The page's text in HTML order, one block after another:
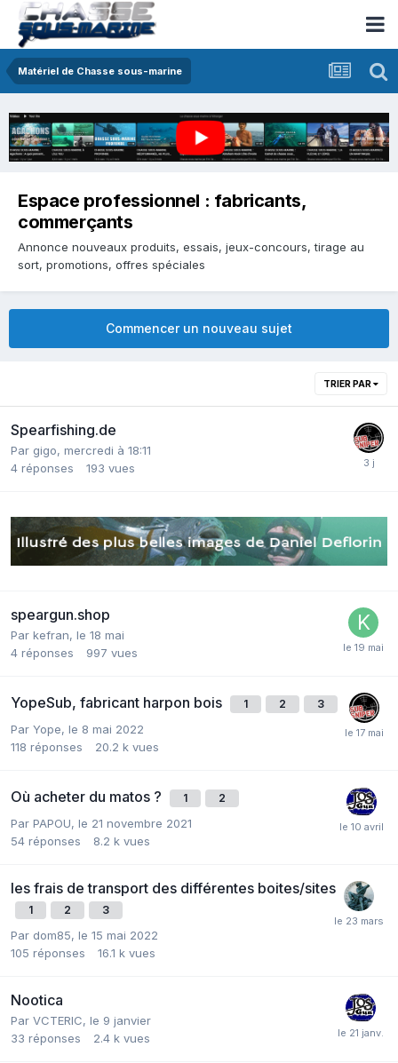
Matériel de Chasse sous-marine
Espace professionnel : fabricants,
commerçants
Annonce nouveaux produits, essais, jeux-concours, tirage au
sort, promotions, offres spéciales
Commencer un nouveau sujet
TRIER PAR
Spearfishing.de
Par gigo, mercredi à 18:11
4 réponses 193 vues
speargun.shop
Par kefran, le 18 mai
4 réponses 997 vues
YopeSub, fabricant harpon bois 1 2 3
Par Yope, le 8 mai 2022
118 réponses 20.2 k vues
Où acheter du matos ? 1 2
Par PAPOU, le 21 novembre 2021
54 réponses 8.2 k vues
les frais de transport des différentes boites/sites
1 2 3
Par dom85, le 15 mai 2022
105 réponses 16.1 k vues
Nootica
Par VCTERIC, le 9 janvier
33 réponses 2.4 k vues